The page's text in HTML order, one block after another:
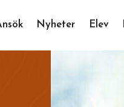
Nyheter Elev